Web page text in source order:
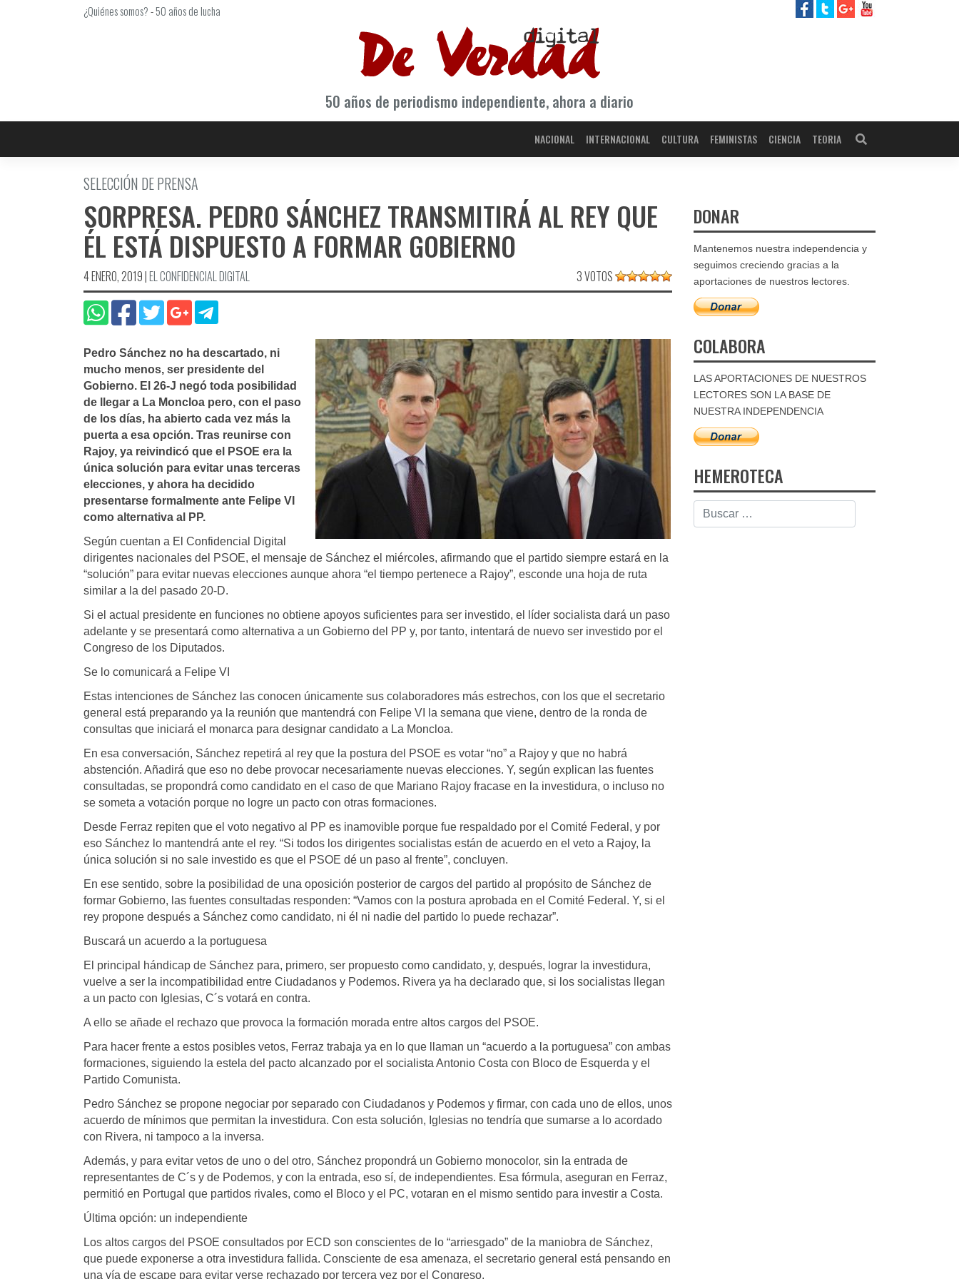
¿Quiénes somos?-50 años de lucha
50 años de periodismo independiente, ahora a diario
NACIONAL INTERNACIONAL CULTURA FEMINISTAS CIENCIA TEORIA
SELECCIÓN DE PRENSA
SORPRESA. PEDRO SÁNCHEZ TRANSMITIRÁ AL REY QUE
ÉL ESTÁ DISPUESTO A FORMAR GOBIERNO
4 ENERO, 2019|EL CONFIDENCIAL DIGITAL 3 VOTOS
Pedro Sánchez no ha descartado, ni
mucho menos, ser presidente del
Gobierno. El 26-J negó toda posibilidad
de llegar a La Moncloa pero, con el paso
de los dí­as, ha abierto cada vez más la
puerta a esa opción. Tras reunirse con
Rajoy, ya reivindicó que el PSOE era la
única solución para evitar unas terceras
elecciones, y ahora ha decidido
presentarse formalmente ante Felipe VI
como alternativa al PP.
Según cuentan a El Confidencial Digital
dirigentes nacionales del PSOE, el mensaje de Sánchez el miércoles, afirmando que el partido siempre estará en la
“solución” para evitar nuevas elecciones aunque ahora “el tiempo pertenece a Rajoy”, esconde una hoja de ruta
similar a la del pasado 20-D.
Si el actual presidente en funciones no obtiene apoyos suficientes para ser investido, el líder socialista dará un paso
adelante y se presentará como alternativa a un Gobierno del PP y, por tanto, intentará de nuevo ser investido por el
Congreso de los Diputados.
Se lo comunicará a Felipe VI
Estas intenciones de Sánchez las conocen únicamente sus colaboradores más estrechos, con los que el secretario
general está preparando ya la reunión que mantendrá con Felipe VI la semana que viene, dentro de la ronda de
consultas que iniciará el monarca para designar candidato a La Moncloa.
En esa conversación, Sánchez repetirá al rey que la postura del PSOE es votar “no” a Rajoy y que no habrá
abstención. Añadirá que eso no debe provocar necesariamente nuevas elecciones. Y, según explican las fuentes
consultadas, se propondrá como candidato en el caso de que Mariano Rajoy fracase en la investidura, o incluso no
se someta a votación porque no logre un pacto con otras formaciones.
Desde Ferraz repiten que el voto negativo al PP es inamovible porque fue respaldado por el Comité Federal, y por
eso Sánchez lo mantendrá ante el rey. “Si todos los dirigentes socialistas están de acuerdo en el veto a Rajoy, la
única solución si no sale investido es que el PSOE dé un paso al frente”, concluyen.
En ese sentido, sobre la posibilidad de una oposición posterior de cargos del partido al propósito de Sánchez de
formar Gobierno, las fuentes consultadas responden: “Vamos con la postura aprobada en el Comité Federal. Y, si el
rey propone después a Sánchez como candidato, ni él ni nadie del partido lo puede rechazar”.
Buscará un acuerdo a la portuguesa
El principal hándicap de Sánchez para, primero, ser propuesto como candidato, y, después, lograr la investidura,
vuelve a ser la incompatibilidad entre Ciudadanos y Podemos. Rivera ya ha declarado que, si los socialistas llegan
a un pacto con Iglesias, C´s votará en contra.
A ello se añade el rechazo que provoca la formación morada entre altos cargos del PSOE.
Para hacer frente a estos posibles vetos, Ferraz trabaja ya en lo que llaman un “acuerdo a la portuguesa” con ambas
formaciones, siguiendo la estela del pacto alcanzado por el socialista Antonio Costa con Bloco de Esquerda y el
Partido Comunista.
Pedro Sánchez se propone negociar por separado con Ciudadanos y Podemos y firmar, con cada uno de ellos, unos
acuerdo de mínimos que permitan la investidura. Con esta solución, Iglesias no tendría que sumarse a lo acordado
con Rivera, ni tampoco a la inversa.
Además, y para evitar vetos de uno o del otro, Sánchez propondrá un Gobierno monocolor, sin la entrada de
representantes de C´s y de Podemos, y con la entrada, eso sí, de independientes. Esa fórmula, aseguran en Ferraz,
permitió en Portugal que partidos rivales, como el Bloco y el PC, votaran en el mismo sentido para investir a Costa.
Última opción: un independiente
Los altos cargos del PSOE consultados por ECD son conscientes de lo “arriesgado” de la maniobra de Sánchez,
que puede exponerse a otra investidura fallida. Consciente de esa amenaza, el secretario general está pensando en
una vía de escape para evitar verse rechazado por tercera vez por el Congreso.
DONAR
Mantenemos nuestra independencia y
seguimos creciendo gracias a la
aportaciones de nuestros lectores.
COLABORA
LAS APORTACIONES DE NUESTROS
LECTORES SON LA BASE DE
NUESTRA INDEPENDENCIA
HEMEROTECA